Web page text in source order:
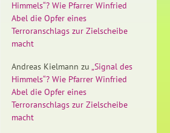
Himmels“? Wie Pfarrer Winfried
Abel die Opfer eines
Terroranschlags zur Zielscheibe
macht
Andreas Kielmann zu „Signal des
Himmels“? Wie Pfarrer Winfried
Abel die Opfer eines
Terroranschlags zur Zielscheibe
macht